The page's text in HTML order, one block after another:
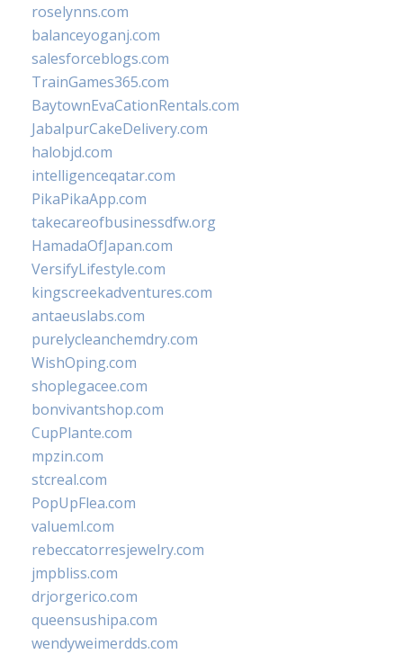
roselynns.com
balanceyoganj.com
salesforceblogs.com
TrainGames365.com
BaytownEvaCationRentals.com
JabalpurCakeDelivery.com
halobjd.com
intelligenceqatar.com
PikaPikaApp.com
takecareofbusinessdfw.org
HamadaOfJapan.com
VersifyLifestyle.com
kingscreekadventures.com
antaeuslabs.com
purelycleanchemdry.com
WishOping.com
shoplegacee.com
bonvivantshop.com
CupPlante.com
mpzin.com
stcreal.com
PopUpFlea.com
valueml.com
rebeccatorresjewelry.com
jmpbliss.com
drjorgerico.com
queensushipa.com
wendyweimerdds.com